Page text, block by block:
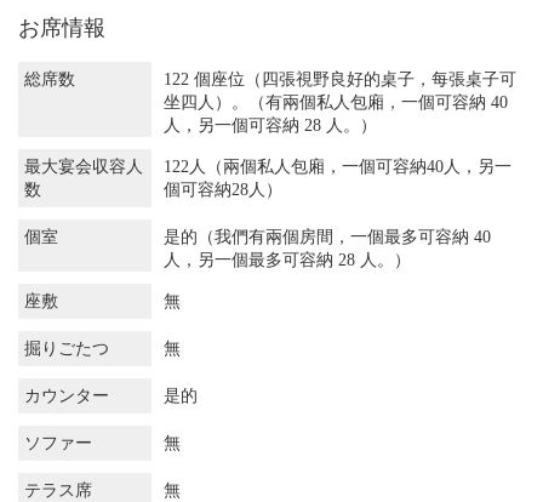
お席情報
総席数
122 個座位（四張視野良好的桌子，每張桌子可
坐四人）。（有兩個私人包廂，一個可容納 40
人，另一個可容納 28 人。）
最大宴会収容人
数
122人（兩個私人包廂，一個可容納40人，另一
個可容納28人）
個室
是的（我們有兩個房間，一個最多可容納 40
人，另一個最多可容納 28 人。）
座敷 無
掘りごたつ 無
カウンター 是的
ソファー 無
テラス席 無